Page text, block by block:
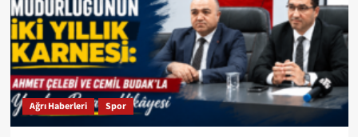
Ağrı Haberleri Spor